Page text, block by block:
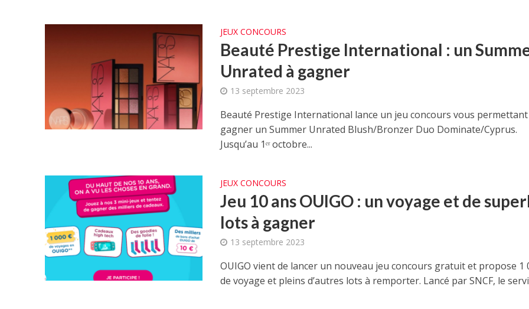
JEUX CONCOURS
Beauté Prestige International : un
Unrated à gagner
13 septembre 2023
Beauté Prestige International lance un jeu concours vous permettant
gagner un Summer Unrated Blush/Bronzer Duo Dominate/Cyprus.
Jusqu’au 1ᵉʳ octobre...
JEUX CONCOURS
Jeu 10 ans OUIGO : un voyage et de
lots à gagner
13 septembre 2023
OUIGO vient de lancer un nouveau jeu concours gratuit et propose 1
de voyage et pleins d’autres lots à remporter. Lancé par SNCF, le